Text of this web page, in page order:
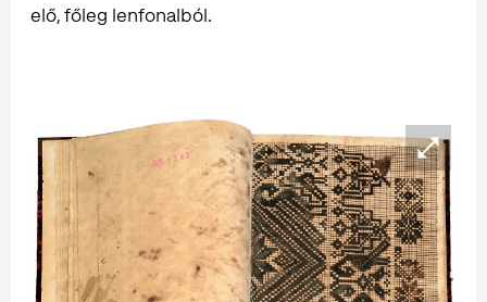
elő, főleg lenfonalból.